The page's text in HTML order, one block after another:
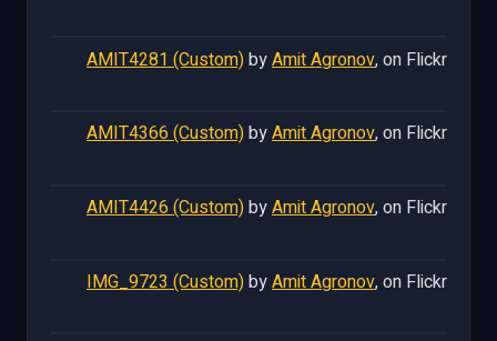
AMIT4281 (Custom)byAmit Agronov, on Flickr
AMIT4366 (Custom)byAmit Agronov, on Flickr
AMIT4426 (Custom)byAmit Agronov, on Flickr
IMG_9723 (Custom)byAmit Agronov, on Flickr